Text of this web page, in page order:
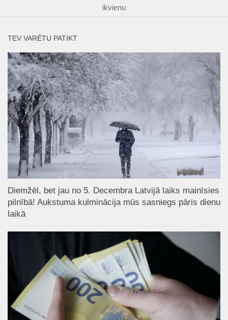
ikvienu
TEV VARĒTU PATIKT
Diemžēl, bet jau no 5. Decembra Latvijā laiks mainīsies
pilnībā! Aukstuma kulminācija mūs sasniegs pāris dienu
laikā